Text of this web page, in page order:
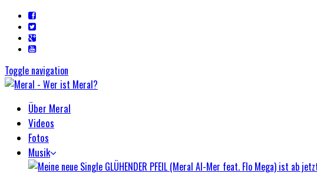
Toggle navigation
Über Meral
Videos
Fotos
Musik